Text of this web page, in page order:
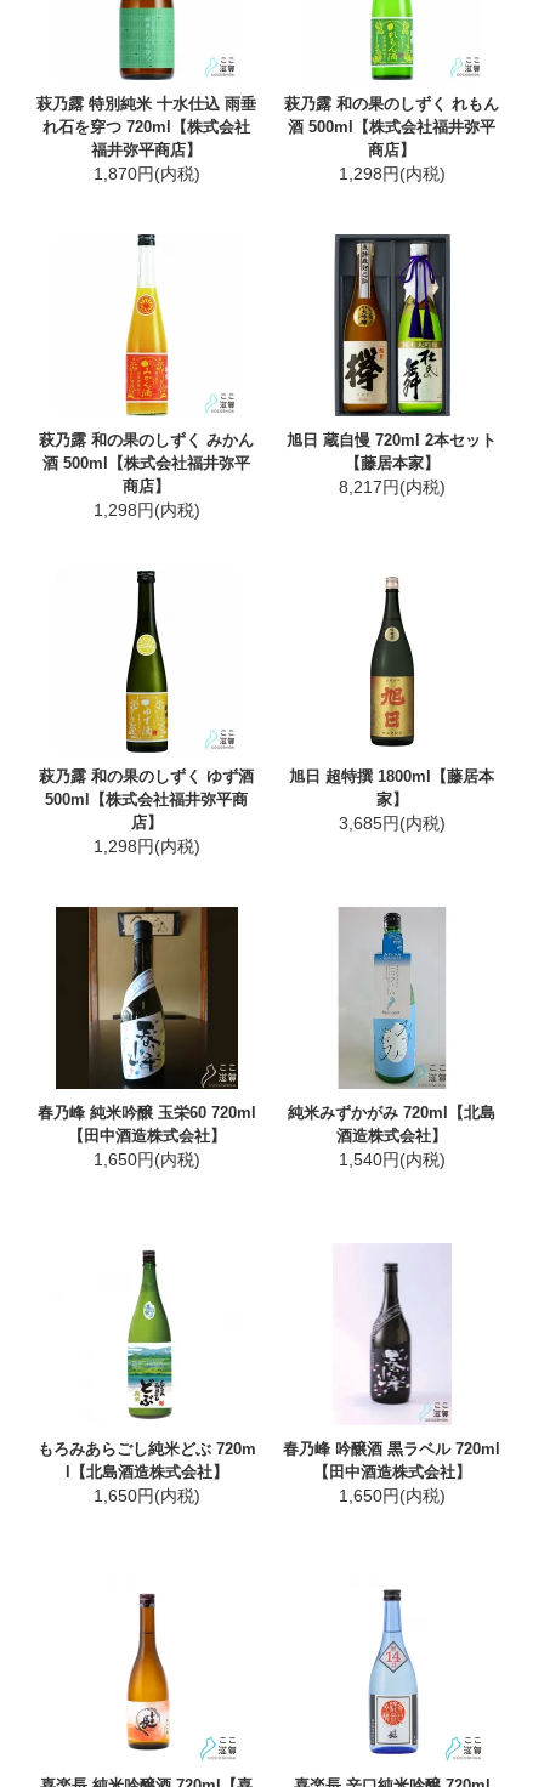
萩乃露 特別純米 十水仕込 雨垂
れ石を穿つ 720ml【株式会社
福井弥平商店】
1,870円(内税)
萩乃露 和の果のしずく れもん
酒 500ml【株式会社福井弥平
商店】
1,298円(内税)
萩乃露 和の果のしずく みかん
酒 500ml【株式会社福井弥平
商店】
1,298円(内税)
旭日 蔵自慢 720ml 2本セット
【藤居本家】
8,217円(内税)
萩乃露 和の果のしずく ゆず酒
500ml【株式会社福井弥平商
店】
1,298円(内税)
旭日 超特撰 1800ml【藤居本
家】
3,685円(内税)
春乃峰 純米吟醸 玉栄60 720ml
【田中酒造株式会社】
1,650円(内税)
純米みずかがみ 720ml【北島
酒造株式会社】
1,540円(内税)
もろみあらごし純米どぶ 720m
l【北島酒造株式会社】
1,650円(内税)
春乃峰 吟醸酒 黒ラベル 720ml
【田中酒造株式会社】
1,650円(内税)